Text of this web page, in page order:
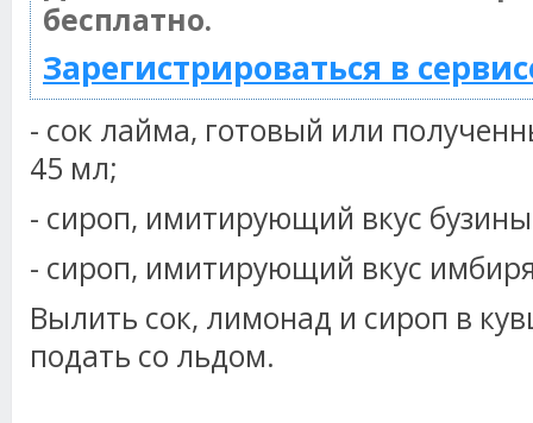
бесплатно.
Зарегистрироваться в
- сок лайма, готовый или
45 мл;
- сироп, имитирующий вкус
- сироп, имитирующий вкус
Вылить сок, лимонад и сироп в
подать со льдом.